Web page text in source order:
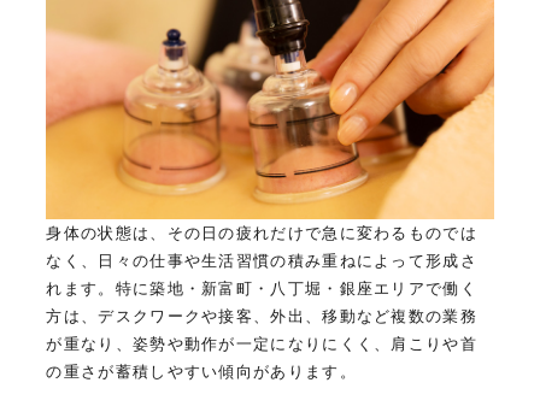
身体の状態は、その日の疲れだけで急に変わるものでは
なく、日々の仕事や生活習慣の積み重ねによって形成さ
れます。特に築地・新富町・八丁堀・銀座エリアで働く
方は、デスクワークや接客、外出、移動など複数の業務
が重なり、姿勢や動作が一定になりにくく、肩こりや首
の重さが蓄積しやすい傾向があります。